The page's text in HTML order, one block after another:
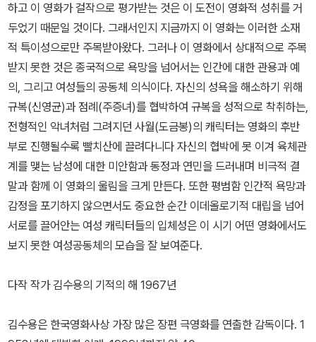
하고 이 영화가 걸작으로 평가받는 것은 이 도전이 영화적 성취를 거
두었기 때문일 것이다. 그래서인지 지금까지 이 영화는 이러한 소재
적 특이성으로만 주목받아왔다. 그러나 이 영화에서 상대적으로 주목
받지 못한 것은 종국적으로 욕망을 넘어서는 인간에 대한 관용과 예
의, 그리고 여성들의 공동체 의식이다. 자신의 성욕을 해소하기 위해
규복(신영균)과 점례(주증녀)를 협박하여 규복을 성적으로 착취하는,
전형적인 악녀처럼 그려지던 사월(도금봉)의 캐릭터는 영화의 후반
부로 진행될수록 빨치산에 끌려다니다 자신의 협박에 못 이겨 육체관
계를 맺는 남성에 대한 미안함과 동정과 연민을 드러내며 비극적 결
말과 함께 이 영화의 울림을 크게 만든다. 또한 평범함 인간적 욕망과
감정을 포기하지 않으면서도 중요한 순간 이데올로기적 대립을 넘어
서로를 끌어안는 여성 캐릭터들의 입체성은 이 시기 어떤 영화에서도
보지 못한 여성공동체의 모습을 잘 보여준다.
다작 작가 김수용의 기적의 해 1967년
김수용은 한국영화사상 가장 많은 장편 극영화를 연출한 감독이다. 1